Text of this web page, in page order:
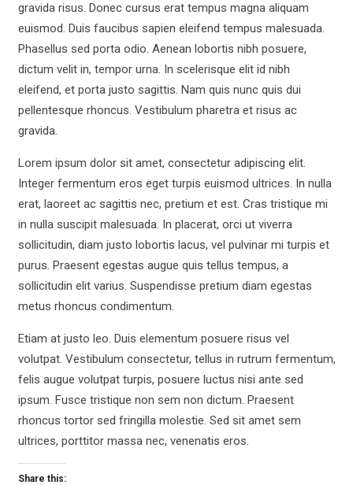
gravida risus. Donec cursus erat tempus magna aliquam
euismod. Duis faucibus sapien eleifend tempus malesuada.
Phasellus sed porta odio. Aenean lobortis nibh posuere,
dictum velit in, tempor urna. In scelerisque elit id nibh
eleifend, et porta justo sagittis. Nam quis nunc quis dui
pellentesque rhoncus. Vestibulum pharetra et risus ac
gravida.
Lorem ipsum dolor sit amet, consectetur adipiscing elit.
Integer fermentum eros eget turpis euismod ultrices. In nulla
erat, laoreet ac sagittis nec, pretium et est. Cras tristique mi
in nulla suscipit malesuada. In placerat, orci ut viverra
sollicitudin, diam justo lobortis lacus, vel pulvinar mi turpis et
purus. Praesent egestas augue quis tellus tempus, a
sollicitudin elit varius. Suspendisse pretium diam egestas
metus rhoncus condimentum.
Etiam at justo leo. Duis elementum posuere risus vel
volutpat. Vestibulum consectetur, tellus in rutrum fermentum,
felis augue volutpat turpis, posuere luctus nisi ante sed
ipsum. Fusce tristique non sem non dictum. Praesent
rhoncus tortor sed fringilla molestie. Sed sit amet sem
ultrices, porttitor massa nec, venenatis eros.
Share this: